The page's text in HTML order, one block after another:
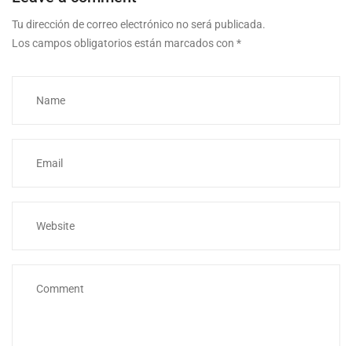
Tu dirección de correo electrónico no será publicada.
Los campos obligatorios están marcados con *